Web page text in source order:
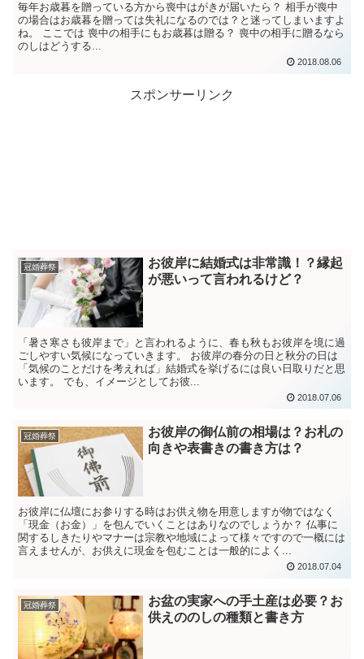
毎年お歳暮を贈っている方から喪中はがきが届いたら？ 相手が喪中
の場合はお歳暮を贈っては失礼になるのでは？と迷ってしまいますよ
ね。 ここでは 喪中の相手にもお歳暮は贈る？ 喪中の相手に贈るなら
のしはどうする...
2018.08.06
スポンサーリンク
冠婚葬祭
お彼岸に結婚式は非常識！？縁起
が悪いって言われるけど？
「暑さ寒さも彼岸まで」と言われるように、春も秋もお彼岸を境に過
ごしやすい気候になっていきます。 お彼岸の春分の日と秋分の日は
「気候のことだけを考えれば」結婚式を挙げるには良い日取りだと思
います。 でも、イメージとしてお彼...
2018.07.06
冠婚葬祭
お彼岸の御仏前の相場は？お札の
向きや表書きの書き方は？
お彼岸に仏壇にお参りする時はお供え物を用意しますが物ではなく
「現金（お金）」を包んでいくことはありなのでしょうか？ 仏事に
関するしきたりやマナーは宗教や地域によって様々ですので一概には
言えませんが、お供えに現金を包むことは一般的によく...
2018.07.04
冠婚葬祭
お盆の実家への手土産は必要？お
供えののしの種類と書き方